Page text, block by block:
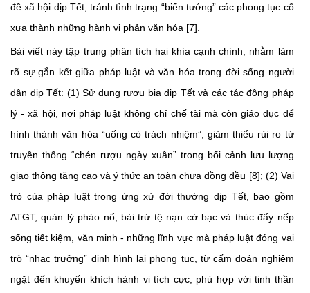
đề xã hội dịp Tết, tránh tình trạng “biến tướng” các phong tục cổ
xưa thành những hành vi phản văn hóa [7].
Bài viết này tập trung phân tích hai khía cạnh chính, nhằm làm
rõ sự gắn kết giữa pháp luật và văn hóa trong đời sống người
dân dịp Tết: (1) Sử dụng rượu bia dịp Tết và các tác động pháp
lý - xã hội, nơi pháp luật không chỉ chế tài mà còn giáo dục để
hình thành văn hóa “uống có trách nhiệm”, giảm thiểu rủi ro từ
truyền thống “chén rượu ngày xuân” trong bối cảnh lưu lượng
giao thông tăng cao và ý thức an toàn chưa đồng đều [8]; (2) Vai
trò của pháp luật trong ứng xử đời thường dịp Tết, bao gồm
ATGT, quản lý pháo nổ, bài trừ tệ nạn cờ bạc và thúc đẩy nếp
sống tiết kiệm, văn minh - những lĩnh vực mà pháp luật đóng vai
trò “nhạc trưởng” định hình lại phong tục, từ cấm đoán nghiêm
ngặt đến khuyến khích hành vi tích cực, phù hợp với tinh thần